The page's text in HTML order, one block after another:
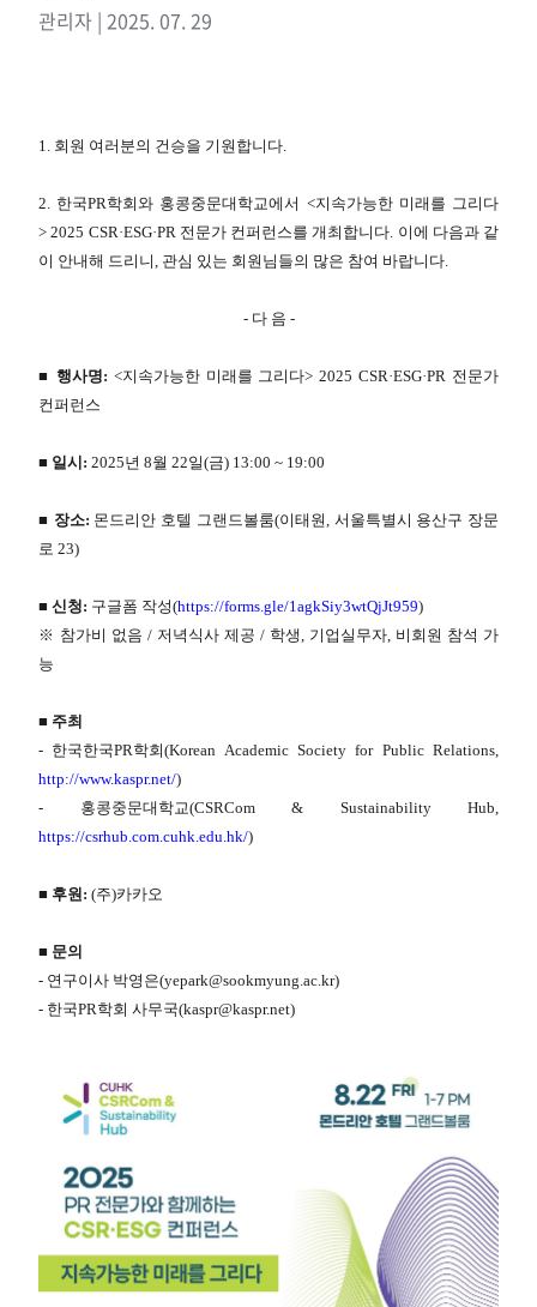
관리자 | 2025. 07. 29
1. 회원 여러분의 건승을 기원합니다.
2. 한국PR학회와 홍콩중문대학교에서 <지속가능한 미래를 그리다
> 2025 CSR·ESG·PR 전문가 컨퍼런스를 개최합니다. 이에 다음과 같
이 안내해 드리니, 관심 있는 회원님들의 많은 참여 바랍니다.
- 다 음 -
■ 행사명: <지속가능한 미래를 그리다> 2025 CSR·ESG·PR 전문가
컨퍼런스
■ 일시: 2025년 8월 22일(금) 13:00 ~ 19:00
■ 장소: 몬드리안 호텔 그랜드볼룸(이태원, 서울특별시 용산구 장문
로 23)
■ 신청: 구글폼 작성(https://forms.gle/1agkSiy3wtQjJt959)
※ 참가비 없음 / 저녁식사 제공 / 학생, 기업실무자, 비회원 참석 가
능
■ 주최
- 한국한국PR학회(Korean Academic Society for Public Relations,
http://www.kaspr.net/)
- 홍콩중문대학교(CSRCom & Sustainability Hub,
https://csrhub.com.cuhk.edu.hk/)
■ 후원: (주)카카오
■ 문의
- 연구이사 박영은(yepark@sookmyung.ac.kr)
- 한국PR학회 사무국(kaspr@kaspr.net)